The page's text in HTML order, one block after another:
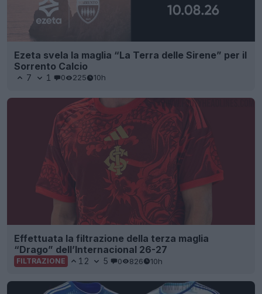
Ezeta svela la maglia “La Terra delle Sirene” per il
Sorrento Calcio
7 1 0 225 10h
Effettuata la filtrazione della terza maglia
“Drago” dell’Internacional 26-27
FILTRAZIONE 12 5 0 826 10h